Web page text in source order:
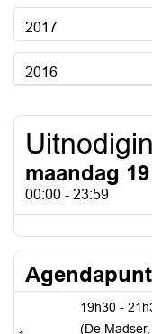
2017
2016
maandag
00:00 - 23:59
19h30 -
(De